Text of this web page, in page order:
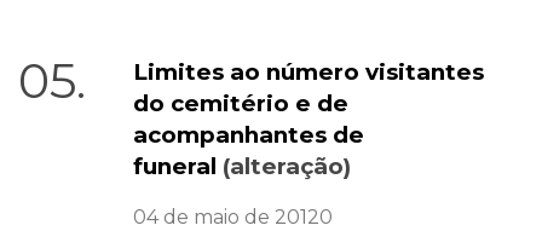
05.
Limites ao número visitantes
do cemitério e de
acompanhantes de
funeral (alteração)
04 de maio de 20120